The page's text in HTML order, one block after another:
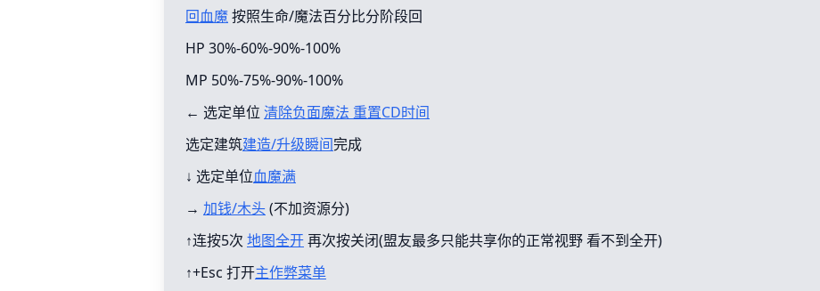
回血魔按照生命/魔法百分比分阶段回
HP 30%-60%-90%-100%
MP 50%-75%-90%-100%
← 选定单位 清除负面魔法 重置CD时间
选定建筑建造/升级瞬间完成
↓ 选定单位血魔满
→ 加钱/木头(不加资源分)
↑连按5次 地图全开再次按关闭(盟友最多只能共享你的正常视野 看不到全开)
↑+Esc 打开主作弊菜单